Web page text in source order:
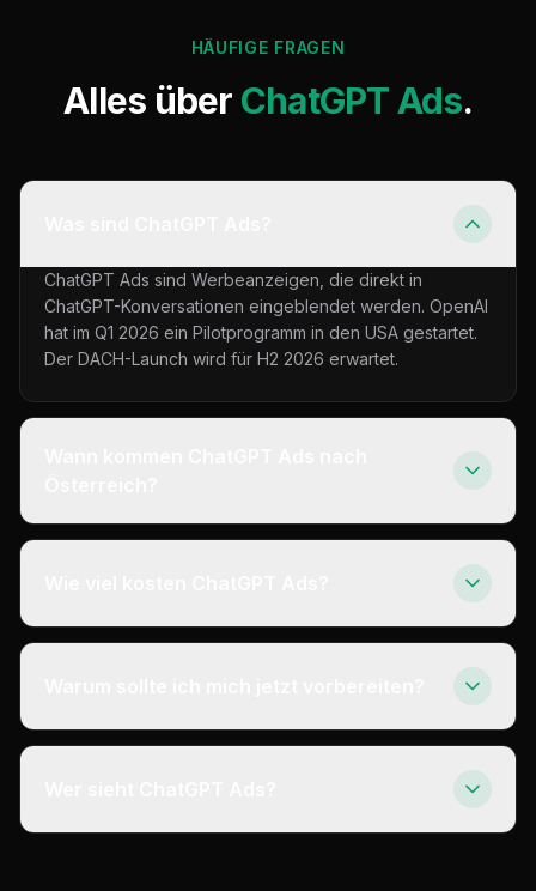
HÄUFIGE FRAGEN
Alles über ChatGPT Ads.
ChatGPT Ads sind Werbeanzeigen, die direkt in
ChatGPT-Konversationen eingeblendet werden. OpenAI
hat im Q1 2026 ein Pilotprogramm in den USA gestartet.
Der DACH-Launch wird für H2 2026 erwartet.